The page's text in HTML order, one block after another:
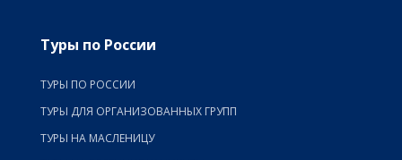
Туры по России
ТУРЫ ПО РОССИИ
ТУРЫ ДЛЯ ОРГАНИЗОВАННЫХ ГРУПП
ТУРЫ НА МАСЛЕНИЦУ